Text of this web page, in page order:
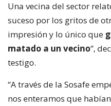
Una vecina del sector
suceso por los gritos de
impresión y lo único que
matado a un vecino”,
testigo.
“A través de la Sosafe
nos enteramos que